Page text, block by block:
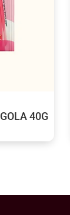
40G